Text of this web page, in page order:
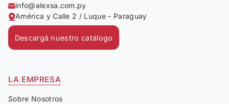
info@alexsa.com.py
América y Calle 2 / Luque - Paraguay
Descargá nuestro catálogo
LA EMPRESA
Sobre Nosotros